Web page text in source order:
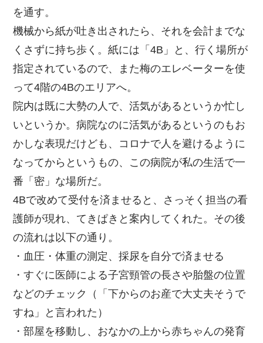
を通す。
機械から紙が吐き出されたら、それを会計までな
くさずに持ち歩く。紙には「4B」と、行く場所が
指定されているので、また梅のエレベーターを使
って4階の4Bのエリアへ。
院内は既に大勢の人で、活気があるというか忙し
いというか。病院なのに活気があるというのもお
かしな表現だけども、コロナで人を避けるように
なってからというもの、この病院が私の生活で一
番「密」な場所だ。
4Bで改めて受付を済ませると、さっそく担当の看
護師が現れ、てきぱきと案内してくれた。その後
の流れは以下の通り。
・血圧・体重の測定、採尿を自分で済ませる
・すぐに医師による子宮頸管の長さや胎盤の位置
などのチェック（「下からのお産で大丈夫そうで
すね」と言われた）
・部屋を移動し、おなかの上から赤ちゃんの発育